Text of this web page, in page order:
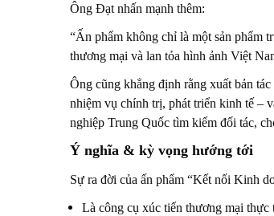
Ông Đạt nhấn mạnh thêm:
“Ấn phẩm không chỉ là một sản phẩm
thương mại và lan tỏa hình ảnh Việt
Ông cũng khẳng định rằng xuất bản
nhiệm vụ chính trị, phát triển kinh tế –
nghiệp Trung Quốc tìm kiếm đối tác,
Ý nghĩa & kỳ vọng hướng tới
Sự ra đời của ấn phẩm “Kết nối Kinh
Là công cụ xúc tiến thương mại